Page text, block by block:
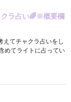
クラ占い🌈※概要欄
えてチャクラ占いをし
めてライトに占ってい